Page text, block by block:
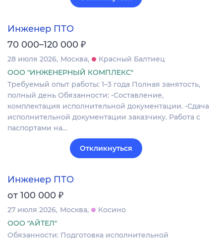
Инженер ПТО
70 000–120 000 ₽
28 июля 2026 Москва
Красный Балтиец
ООО "ИНЖЕНЕРНЫЙ КОМПЛЕКС"
Требуемый опыт работы: 1–3 года Полная занятость,
полный день Обязанности: -Составление,
комплектация исполнительной документации. -Сдача
исполнительной документации заказчику. Работа с
паспортами на…
Откликнуться
Инженер ПТО
от 100 000 ₽
27 июля 2026 Москва
Косино
ООО "АЙТЕЛ"
Обязанности: Подготовка исполнительной